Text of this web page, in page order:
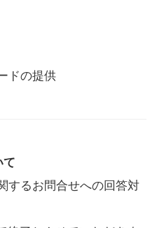
ドの提供
て
するお問合せへの回答対